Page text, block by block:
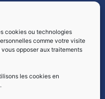
cookies ou technologies
comme votre visite
opposer aux traitements
les cookies en